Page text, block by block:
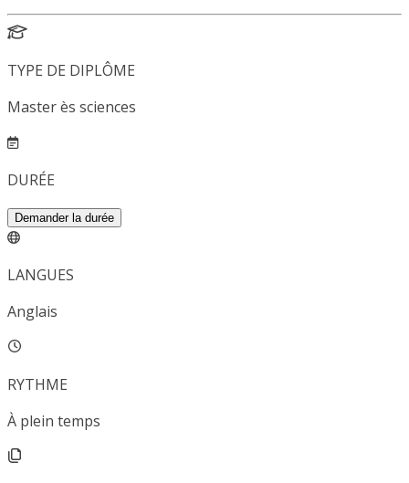
TYPE DE DIPLÔME
Master ès sciences
DURÉE
Demander la durée
LANGUES
Anglais
RYTHME
À plein temps